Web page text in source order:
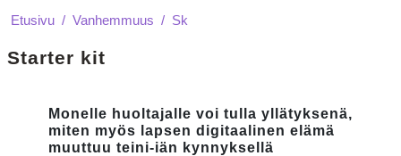
Etusivu Vanhemmuus Sk
Starter kit
Monelle huoltajalle voi tulla yllätyksenä,
miten myös lapsen digitaalinen elämä
muuttuu teini-iän kynnyksellä